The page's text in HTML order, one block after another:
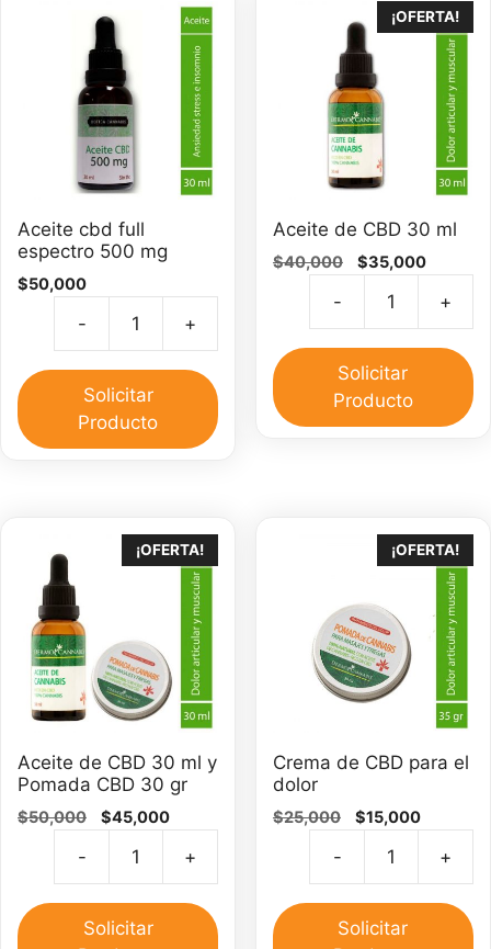
Aceite cbd full
espectro 500 mg
$50,000
-
full
espectro
+
Solicitar
Producto
¡OFERTA!
Aceite de CBD 30 ml
$40,000
El
original
era:
$40,000.
$35,000El
actual
es:
- +
Solicitar
Producto
¡OFERTA!
Aceite de CBD 30 ml y
Pomada CBD 30 gr
$50,000
El
original
era:
$50,000.
$45,000El
actual
es:
$45,000.
-
CBD
+
Solicitar
¡OFERTA!
Crema de CBD para el
dolor
$25,000
El
original
era:
$25,000.
$15,000El
actual
es:
$15,000.
- +
Solicitar